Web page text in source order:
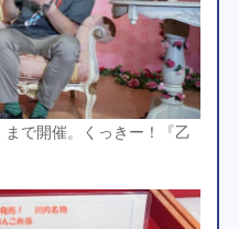
まで開催。くっきー！『乙